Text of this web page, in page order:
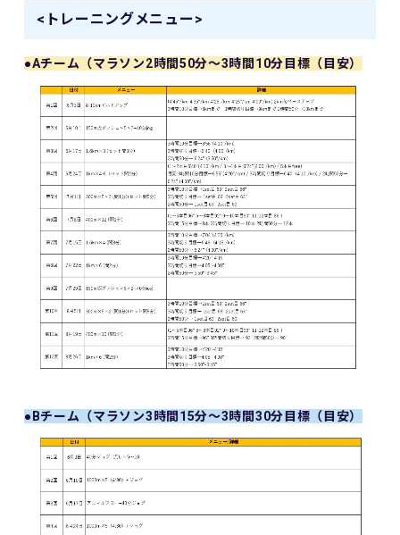
<トレーニングメニュー>
●Aチーム（マラソン2時間50分～3時間10分目標（目安）
●Bチーム（マラソン3時間15分～3時間30分目標（目安）